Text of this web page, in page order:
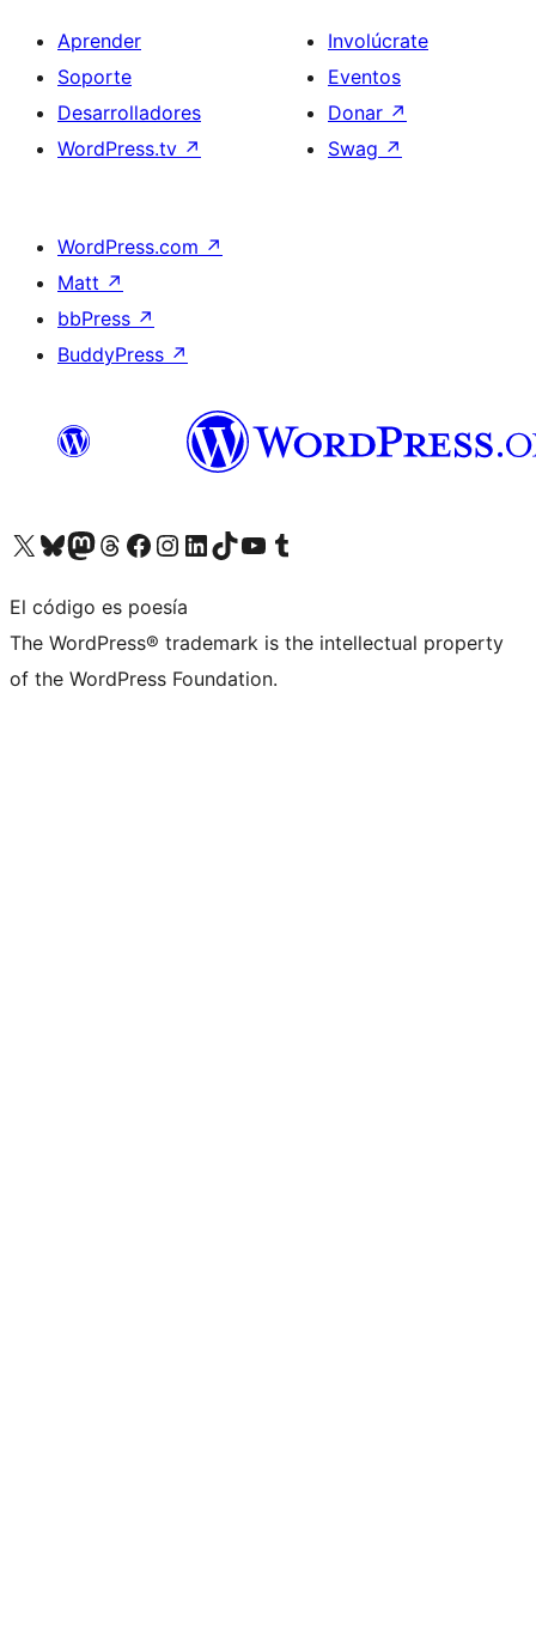
Aprender
Soporte
Desarrolladores
WordPress.tv ↗
Involúcrate
Eventos
Donar ↗
Swag ↗
WordPress.com ↗
Matt ↗
bbPress ↗
BuddyPress ↗
Visita nuestra cuenta de X (anteriormente Twitter)
Visita nuestra cuenta de Bluesky
Visita nuestra cuenta de Mastodon
Visita nuestra cuenta de Threads
Visita nuestra página de Facebook
Visita nuestra cuenta de Instagram
Visita nuestra cuenta de LinkedIn
Visita nuestra cuenta de TikTok
Visita nuestro canal de YouTube
Visita nuestra cuenta de Tumblr
El código es poesía
The WordPress® trademark is the intellectual property
of the WordPress Foundation.